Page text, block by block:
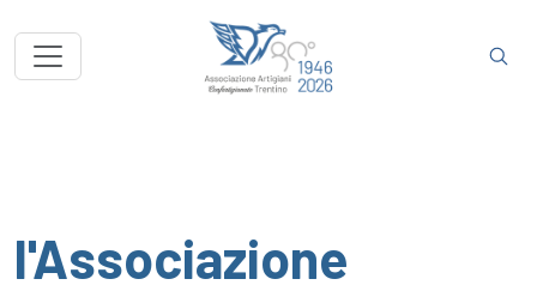
l'Associazione